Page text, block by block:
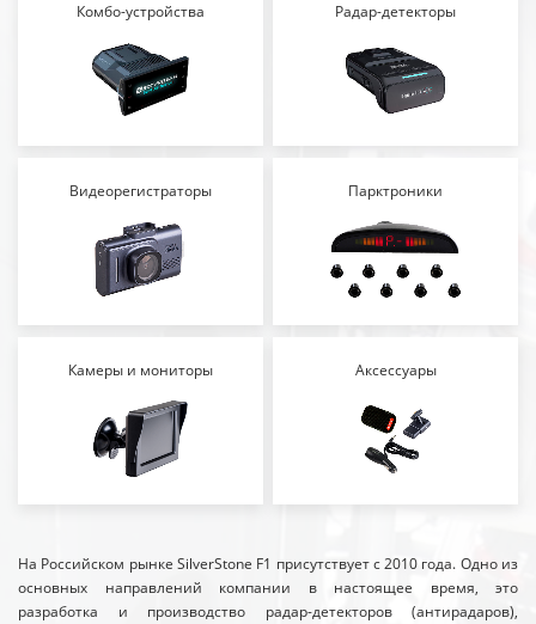
Комбо-устройства Радар-детекторы
Видеорегистраторы Парктроники
Камеры и мониторы Аксессуары
На Российском рынке SilverStone F1 присутствует с 2010 года. Одно из
основных направлений компании в настоящее время, это
разработка и производство радар-детекторов (антирадаров),